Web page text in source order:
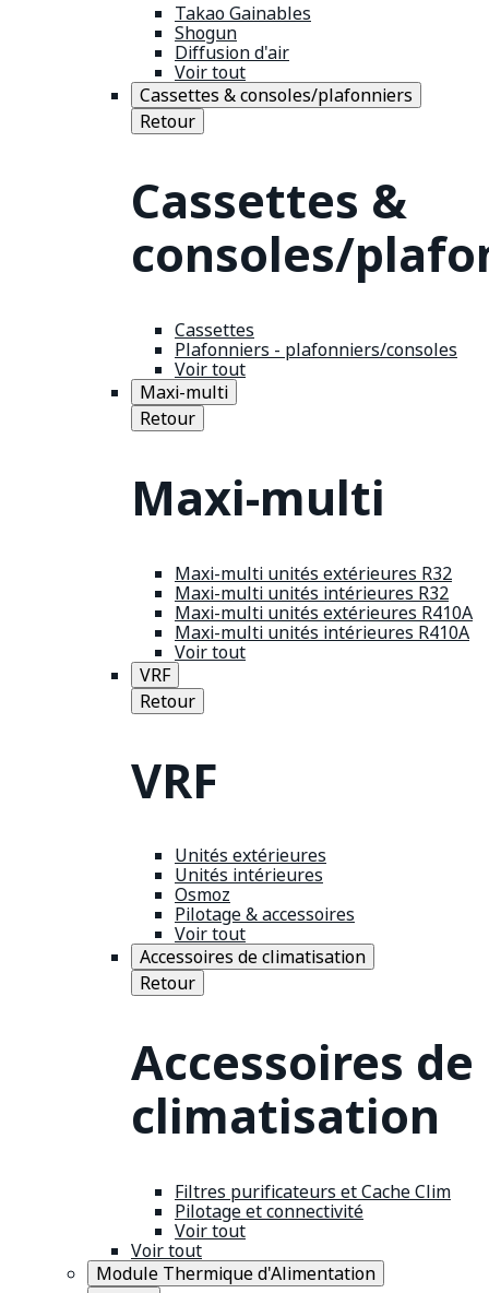
Takao Gainables
Shogun
Diffusion d'air
Voir tout
Cassettes & consoles/plafonniers
Retour
Cassettes &
consoles/
Cassettes
Plafonniers - plafonniers/consoles
Voir tout
Maxi-multi
Retour
Maxi-multi
Maxi-multi unités extérieures R32
Maxi-multi unités intérieures R32
Maxi-multi unités extérieures R410A
Maxi-multi unités intérieures R410A
Voir tout
VRF
Retour
VRF
Unités extérieures
Unités intérieures
Osmoz
Pilotage & accessoires
Voir tout
Accessoires de climatisation
Retour
Accessoires de
climatisation
Filtres purificateurs et Cache Clim
Pilotage et connectivité
Voir tout
Voir tout
Module Thermique d'Alimentation